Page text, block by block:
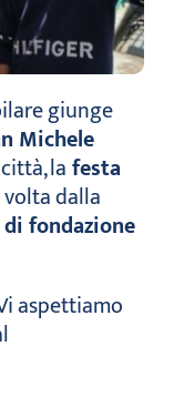
giunge
Michele
lafesta
dalla
fondazione
aspettiamo